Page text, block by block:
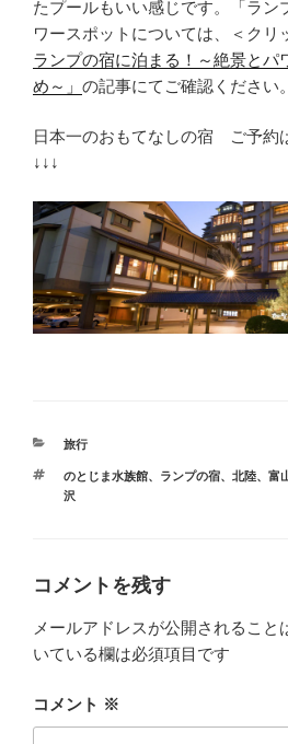
たプールもいい感じです。「ラン
ワースポットについては、＜クリ
ランプの宿に泊まる！～絶景とパ
め～」 の記事にてご確認ください。
日本一のおもてなしの宿 ご予約
↓↓↓
カ
ゴ
リ
旅行
タ
グ
のとじま水族館、 ランプの宿、 北陸、 富
沢
コメントを残す
メールアドレスが公開されること
いている欄は必須項目です
コメント ※